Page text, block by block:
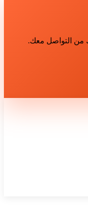
من التواصل معك.